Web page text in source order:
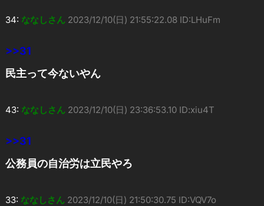
34: ななしさん 2023/12/10(日) 21:55:22.08 ID:LHuFm
>>31
民主って今ないやん
43: ななしさん 2023/12/10(日) 23:36:53.10 ID:xiu4T
>>31
公務員の自治労は立民やろ
33: ななしさん 2023/12/10(日) 21:50:30.75 ID:VQV7o